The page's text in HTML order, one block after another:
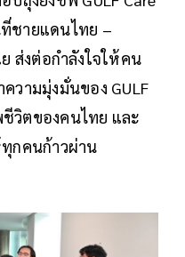
ชายแดนไทย –
ส่งต่อกำลังใจให้คน
วามมุ่งมั่นของ GULF
วิตของคนไทย และ
กคนก้าวผ่าน